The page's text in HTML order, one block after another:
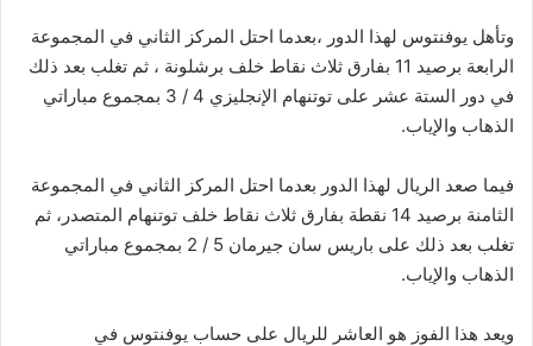
وتأهل يوفنتوس لهذا الدور ،بعدما احتل المركز الثاني في المجموعة
الرابعة برصيد 11 بفارق ثلاث نقاط خلف برشلونة ، ثم تغلب بعد ذلك
في دور الستة عشر على توتنهام الإنجليزي 4 / 3 بمجموع مباراتي
الذهاب والإياب.
فيما صعد الريال لهذا الدور بعدما احتل المركز الثاني في المجموعة
الثامنة برصيد 14 نقطة بفارق ثلاث نقاط خلف توتنهام المتصدر، ثم
تغلب بعد ذلك على باريس سان جيرمان 5 / 2 بمجموع مباراتي
الذهاب والإياب.
ويعد هذا الفوز هو العاشر للريال على حساب يوفنتوس في